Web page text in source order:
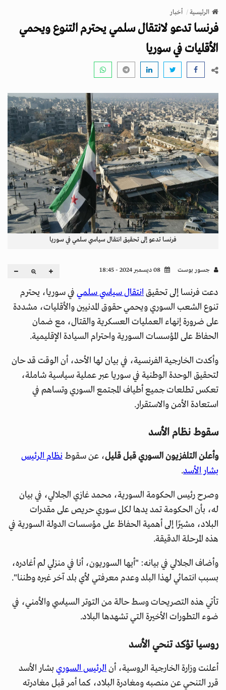
v
i
g
a
n
الرئيسية أخبار
فرنسا تدعو لانتقال سلمي يحترم التنوع ويحمي
الأقليات في سوريا
فرنسا تدعو إلى تحقيق انتقال سياسي سلمي في سوريا
جسور بوست
دعت فرنسا إلى تحقيقانتقال سياسي سلمي في سوريا، يحترم
تنوع الشعب السوري ويحمي حقوق المدنيين والأقليات، مشددة
على ضرورة إنهاء العمليات العسكرية والقتال، مع ضمان
الحفاظ على المؤسسات السورية واحترام السيادة الإقليمية.
وأكدت الخارجية الفرنسية، في بيان لها الأحد، أن الوقت قد حان
لتحقيق الوحدة الوطنية في سوريا عبر عملية سياسية شاملة،
تعكس تطلعات جميع أطياف المجتمع السوري وتساهم في
استعادة الأمن والاستقرار.
سقوط نظام الأسد
وأعلن التلفزيون السوري قبل قليل، عن سقوطنظام الرئيس
بشار الأسد.
وصرح رئيس الحكومة السورية، محمد غازي الجلالي، في بيان
له، بأن الحكومة تمد يدها لكل سوري حريص على مقدرات
البلاد، مشيرًا إلى أهمية الحفاظ على مؤسسات الدولة السورية في
هذه المرحلة الدقيقة.
وأضاف الجلالي في بيانه: "أيها السوريون، أنا في منزلي لم أغادره،
بسبب انتمائي لهذا البلد وعدم معرفتي لأي بلد آخر غيره وطننا".
تأتي هذه التصريحات وسط حالة من التوتر السياسي والأمني، في
ضوء التطورات الأخيرة التي تشهدها البلاد.
روسيا تؤكد تنحي الأسد
أعلنت وزارة الخارجية الروسية، أنالرئيس السوري بشار الأسد
قرر التنحي عن منصبه ومغادرة البلاد، كما أمر قبل مغادرته